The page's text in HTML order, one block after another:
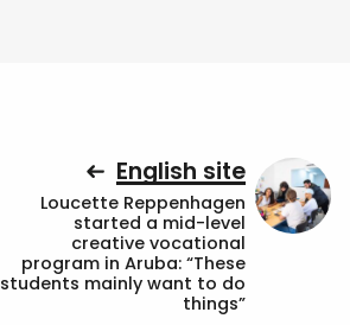
English site
Loucette Reppenhagen
started a mid-level
creative vocational
program in Aruba: “These
students mainly want to do
things”